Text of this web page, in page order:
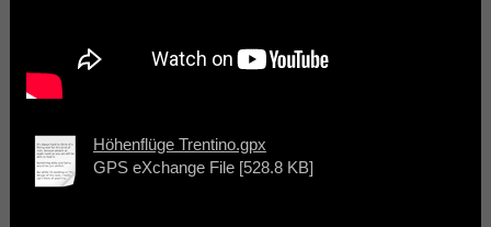
Höhenflüge Trentino.gpx
GPS eXchange File [528.8 KB]